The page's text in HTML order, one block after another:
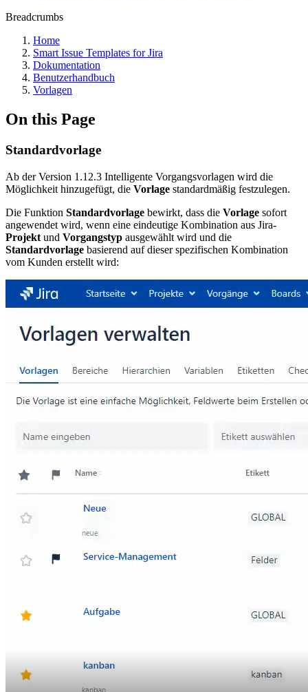
Breadcrumbs
Home
Smart Issue Templates for Jira
Dokumentation
Benutzerhandbuch
Vorlagen
On this Page
Standardvorlage
Ab der Version 1.12.3 Intelligente Vorgangsvorlagen wird die
Möglichkeit hinzugefügt, die Vorlage standardmäßig festzulegen.
Die Funktion Standardvorlage bewirkt, dass die Vorlage sofort
angewendet wird, wenn eine eindeutige Kombination aus Jira-
Projekt und Vorgangstyp ausgewählt wird und die
Standardvorlage basierend auf dieser spezifischen Kombination
vom Kunden erstellt wird: